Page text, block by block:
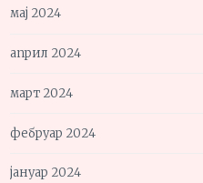
мај 2024
април 2024
март 2024
фебруар 2024
јануар 2024